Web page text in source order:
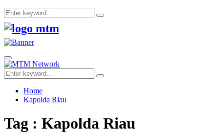
Search
for:
Search
Facebook
Twitter
Youtube
Primary
Menu
Search
for:
Search
Home
Kapolda Riau
Tag : Kapolda Riau